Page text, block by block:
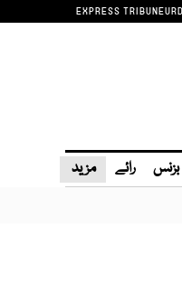
EXPRESS TRIBUNE
بزنس رائے مزید